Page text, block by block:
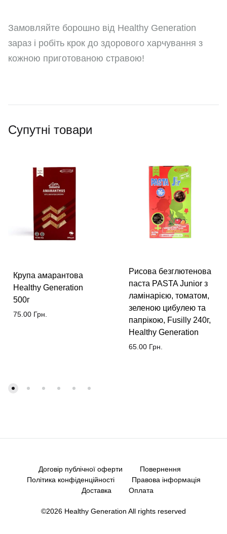
Замовляйте борошно від Healthy Generation
зараз і робіть крок до здорового харчування з
кожною приготованою стравою!
Супутні товари
Крупа амарантова
Healthy Generation
500г
75.00 Грн.
Рисова безглютенова
паста PASTA Junior з
ламінарією, томатом,
зеленою цибулею та
папрікою, Fusilly 240г,
Healthy Generation
65.00 Грн.
©2026 Healthy Generation All rights reserved
Договір публічної оферти
Повернення
Політика конфіденційності
Правова інформація
Доставка
Оплата